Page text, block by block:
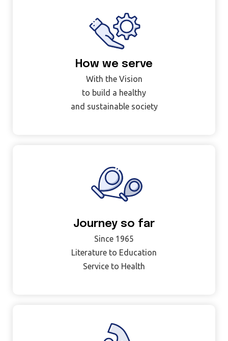
How we serve
With the Vision
to build a healthy
and sustainable society
Journey so far
Since 1965
Literature to Education
Service to Health